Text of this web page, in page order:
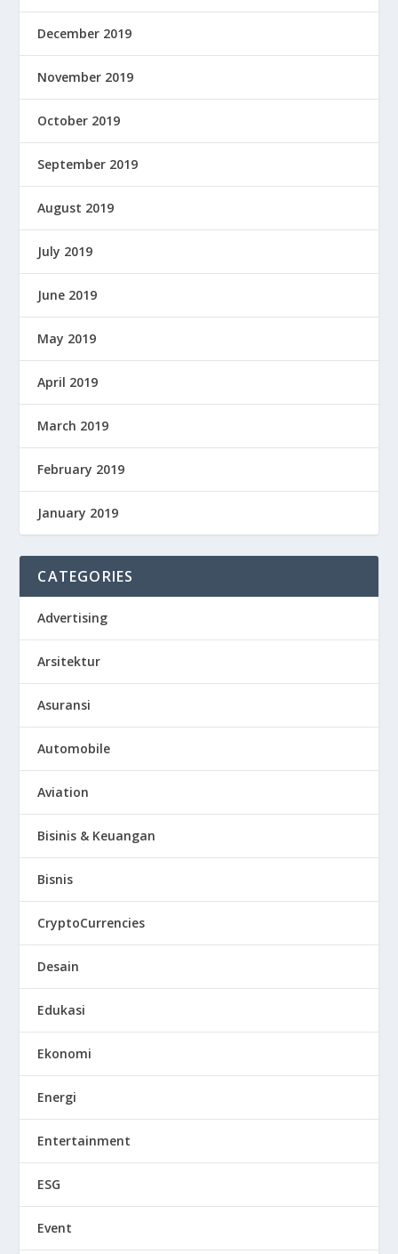
December 2019
November 2019
October 2019
September 2019
August 2019
July 2019
June 2019
May 2019
April 2019
March 2019
February 2019
January 2019
CATEGORIES
Advertising
Arsitektur
Asuransi
Automobile
Aviation
Bisinis & Keuangan
Bisnis
CryptoCurrencies
Desain
Edukasi
Ekonomi
Energi
Entertainment
ESG
Event